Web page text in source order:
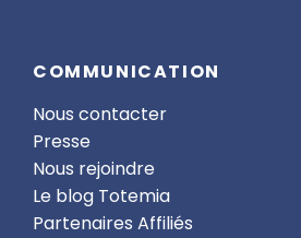
COMMUNICATION
Nous contacter
Presse
Nous rejoindre
Le blog Totemia
Partenaires Affiliés